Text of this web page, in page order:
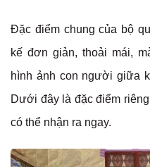
Đặc điểm chung của bộ
kế đơn giản, thoải mái,
hình ảnh con người giữa
Dưới đây là đặc điểm
có thể nhận ra ngay.